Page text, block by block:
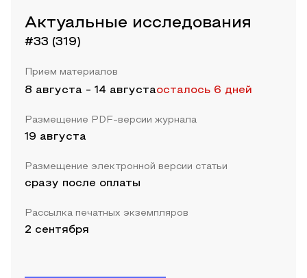
Актуальные исследования
#33 (319)
Прием материалов
8 августа - 14 августаосталось 6 дней
Размещение PDF-версии журнала
19 августа
Размещение электронной версии статьи
сразу после оплаты
Рассылка печатных экземпляров
2 сентября